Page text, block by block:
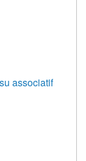
associatif